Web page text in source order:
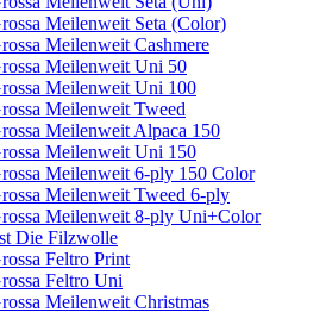
Meilenweit Seta (Color)
Meilenweit Cashmere
Meilenweit Uni 50
Meilenweit Uni 100
Meilenweit Tweed
Meilenweit Alpaca 150
Meilenweit Uni 150
Meilenweit 6-ply 150 Color
Meilenweit Tweed 6-ply
Meilenweit 8-ply Uni+Color
Die Filzwolle
Feltro Print
Feltro Uni
Meilenweit Christmas